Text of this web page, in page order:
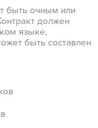
быть очным или
должен
языке,
быть составлен